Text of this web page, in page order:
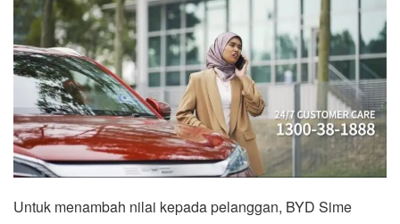
Untuk menambah nilai kepada pelanggan, BYD Sime